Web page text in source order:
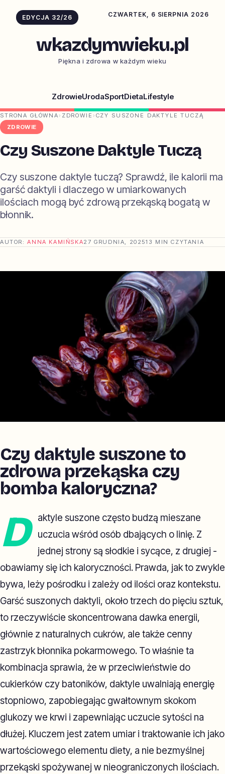
EDYCJA 32/26 CZWARTEK, 6 SIERPNIA 2026
wkazdymwieku.pl
Piękna i zdrowa w każdym wieku
ZdrowieUrodaSportDietaLifestyle
STRONA GŁÓWNA › ZDROWIE › CZY SUSZONE DAKTYLE TUCZĄ
ZDROWIE
Czy Suszone Daktyle Tuczą
Czy suszone daktyle tuczą? Sprawdź, ile kalorii ma
garść daktyli i dlaczego w umiarkowanych
ilościach mogą być zdrową przekąską bogatą w
błonnik.
AUTOR:ANNA KAMIŃSKA27 GRUDNIA, 202513 MIN CZYTANIA
Czy daktyle suszone to
zdrowa przekąska czy
bomba kaloryczna?
D
aktyle suszone często budzą mieszane
uczucia wśród osób dbających o linię. Z
jednej strony są słodkie i sycące, z drugiej -
obawiamy się ich kaloryczności. Prawda, jak to zwykle
bywa, leży pośrodku i zależy od ilości oraz kontekstu.
Garść suszonych daktyli, około trzech do pięciu sztuk,
to rzeczywiście skoncentrowana dawka energii,
głównie z naturalnych cukrów, ale także cenny
zastrzyk błonnika pokarmowego. To właśnie ta
kombinacja sprawia, że w przeciwieństwie do
cukierków czy batoników, daktyle uwalniają energię
stopniowo, zapobiegając gwałtownym skokom
glukozy we krwi i zapewniając uczucie sytości na
dłużej. Kluczem jest zatem umiar i traktowanie ich jako
wartościowego elementu diety, a nie bezmyślnej
przekąski spożywanej w nieograniczonych ilościach.